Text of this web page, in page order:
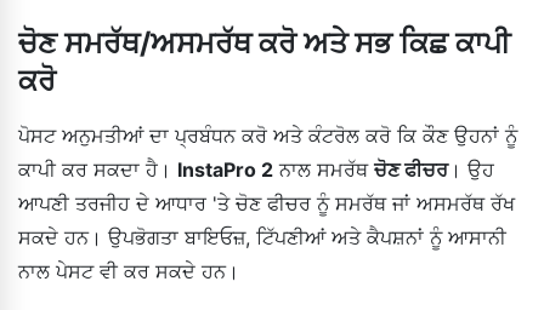
ਚੋਣ ਸਮਰੱਥ/ਅਸਮਰੱਥ ਕਰੋ ਅਤੇ ਸਭ ਕਿਛ ਕਾਪੀ
ਕਰੋ
ਪੋਸਟ ਅਨੁਮਤੀਆਂ ਦਾ ਪ੍ਰਬੰਧਨ ਕਰੋ ਅਤੇ ਕੰਟਰੋਲ ਕਰੋ ਕਿ ਕੌਣ ਉਹਨਾਂ ਨੂੰ
ਕਾਪੀ ਕਰ ਸਕਦਾ ਹੈ। InstaPro 2 ਨਾਲ ਸਮਰੱਥ ਚੋਣ ਫੀਚਰ। ਉਹ
ਆਪਣੀ ਤਰਜੀਹ ਦੇ ਆਧਾਰ 'ਤੇ ਚੋਣ ਫੀਚਰ ਨੂੰ ਸਮਰੱਥ ਜਾਂ ਅਸਮਰੱਥ ਰੱਖ
ਸਕਦੇ ਹਨ। ਉਪਭੋਗਤਾ ਬਾਇਓਜ਼, ਟਿੱਪਣੀਆਂ ਅਤੇ ਕੈਪਸ਼ਨਾਂ ਨੂੰ ਆਸਾਨੀ
ਨਾਲ ਪੇਸਟ ਵੀ ਕਰ ਸਕਦੇ ਹਨ।